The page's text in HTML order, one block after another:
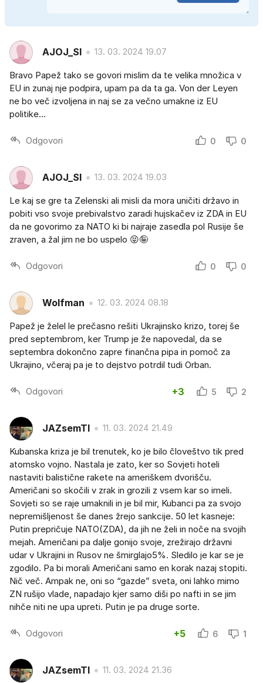
AJOJ_SI 13. 03. 2024 19.07
Bravo Papež tako se govori mislim da te velika množica v
EU in zunaj nje podpira, upam pa da ta ga. Von der Leyen
ne bo več izvoljena in naj se za večno umakne iz EU
politike...
Odgovori 0 0
AJOJ_SI 13. 03. 2024 19.03
Le kaj se gre ta Zelenski ali misli da mora uničiti državo in
pobiti vso svoje prebivalstvo zaradi hujskačev iz ZDA in EU
da ne govorimo za NATO ki bi najraje zasedla pol Rusije še
zraven, a žal jim ne bo uspelo 😝🤪
Odgovori 0 0
Wolfman 12. 03. 2024 08.18
Papež je želel le prečasno rešiti Ukrajinsko krizo, torej še
pred septembrom, ker Trump je že napovedal, da se
septembra dokončno zapre finančna pipa in pomoč za
Ukrajino, včeraj pa je to dejstvo potrdil tudi Orban.
Odgovori +3 5 2
JAZsemTI 11. 03. 2024 21.49
Kubanska kriza je bil trenutek, ko je bilo človeštvo tik pred
atomsko vojno. Nastala je zato, ker so Sovjeti hoteli
nastaviti balistične rakete na ameriškem dvorišču.
Američani so skočili v zrak in grozili z vsem kar so imeli.
Sovjeti so se raje umaknili in je bil mir, Kubanci pa za svojo
nepremišljenost še danes žrejo sankcije. 50 let kasneje:
Putin prepričuje NATO(ZDA), da jih ne želi in noče na svojih
mejah. Američani pa dalje gonijo svoje, zrežirajo državni
udar v Ukrajini in Rusov ne šmirglajo5%. Sledilo je kar se je
zgodilo. Pa bi morali Američani samo en korak nazaj stopiti.
Nič več. Ampak ne, oni so “gazde” sveta, oni lahko mimo
ZN rušijo vlade, napadajo kjer samo diši po nafti in se jim
nihče niti ne upa upreti. Putin je pa druge sorte.
Odgovori +5 6 1
JAZsemTI 11. 03. 2024 21.36